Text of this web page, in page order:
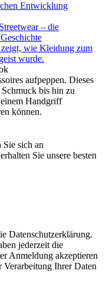
Entwicklung
– die
wie Kleidung zum
wurde.
aufpeppen. Dieses
bis hin zu
Handgriff
können.
sich an
Sie unsere besten
Datenschutzerklärung.
jederzeit die
Anmeldung akzeptieren
Verarbeitung Ihrer Daten